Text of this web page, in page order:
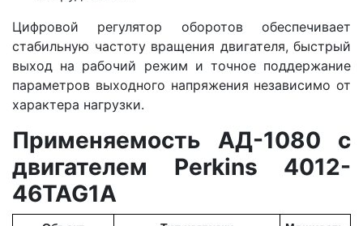
Цифровой регулятор оборотов обеспечивает
стабильную частоту вращения двигателя, быстрый
выход на рабочий режим и точное поддержание
параметров выходного напряжения независимо от
характера нагрузки.
Применяемость АД-1080 с
двигателем Perkins 4012-
46TAG1A